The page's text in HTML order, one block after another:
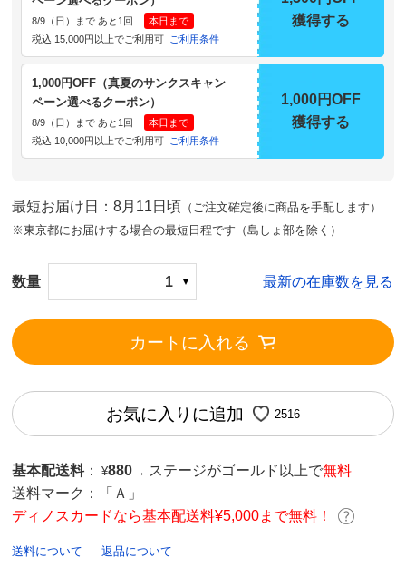
8/9（日）まで あと1回
本日まで
税込 15,000円以上でご利用可
ご利用条件
獲得する
1,000円OFF（真夏のサンクスキャン
ペーン選べるクーポン）
8/9（日）まで あと1回
本日まで
税込 10,000円以上でご利用可
ご利用条件
1,000円OFF
獲得する
最短お届け日：8月11日頃 （ご注文確定後に商品を手配します）
※東京都にお届けする場合の最短日程です（島しょ部を除く）
数量 1 最新の在庫数を見る
カートに入れる
お気に入りに追加 2516
基本配送料 ： ¥880 → ステージがゴールド以上で無料
送料マーク：
「Ａ」
ディノスカードなら基本配送料¥5,000まで無料！
送料について ｜返品について